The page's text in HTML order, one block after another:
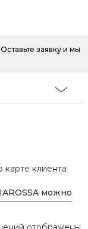
заявку и мы
карте клиента
можно